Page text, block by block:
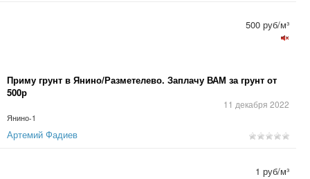
Приму грунт в Янино/Разметелево. Заплачу ВАМ за грунт от
500р
11 декабря 2022
Янино-1
500 руб/м³
Артемий Фадиев
1 руб/м³